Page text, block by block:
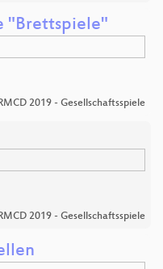
"Brettspiele"
2019 - Gesellschaftsspiele
2019 - Gesellschaftsspiele